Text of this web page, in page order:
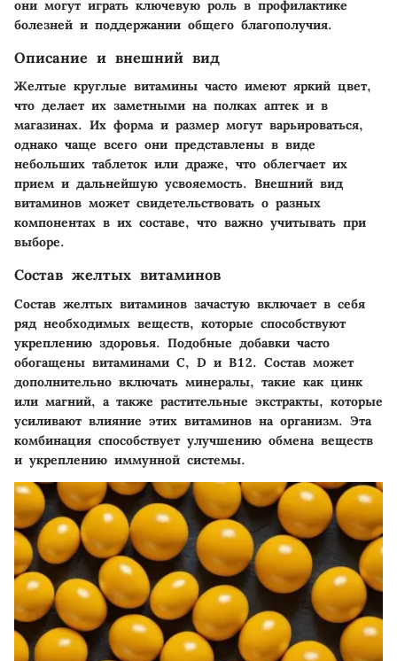
они могут играть ключевую роль в профилактике
болезней и поддержании общего благополучия.
Описание и внешний вид
Желтые круглые витамины часто имеют яркий цвет,
что делает их заметными на полках аптек и в
магазинах. Их форма и размер могут варьироваться,
однако чаще всего они представлены в виде
небольших таблеток или драже, что облегчает их
прием и дальнейшую усвояемость. Внешний вид
витаминов может свидетельствовать о разных
компонентах в их составе, что важно учитывать при
выборе.
Состав желтых витаминов
Состав желтых витаминов зачастую включает в себя
ряд необходимых веществ, которые способствуют
укреплению здоровья. Подобные добавки часто
обогащены витаминами C, D и B12. Состав может
дополнительно включать минералы, такие как цинк
или магний, а также растительные экстракты, которые
усиливают влияние этих витаминов на организм. Эта
комбинация способствует улучшению обмена веществ
и укреплению иммунной системы.